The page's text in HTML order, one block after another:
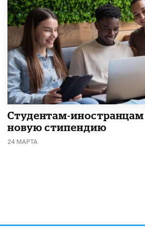
Студентам-
новую стипендию
24 МАРТА